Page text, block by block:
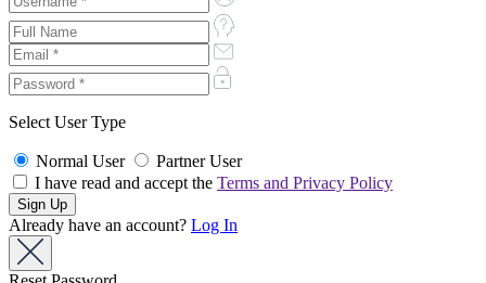
Select User Type
Normal User
Partner User
I have read and accept the Terms and Privacy Policy
Already have an account? Log In